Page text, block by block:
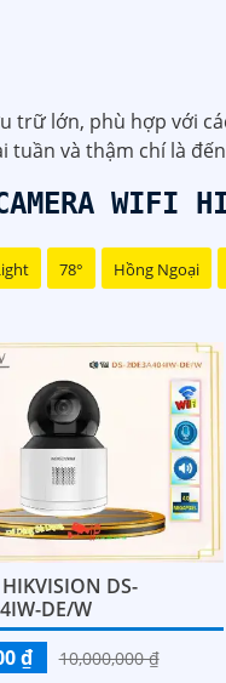
vụ lắp đặt camera
an ninh, đội
những thương hiệu
lượng hình ảnh sắc
trữ lớn, phù hợp với
và thậm chí là
WIFI
78° Hồng Ngoại
DS-
DE/W
₫
10,000,000 ₫